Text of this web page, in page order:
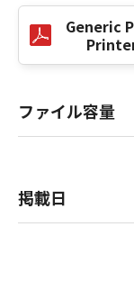
(4) お客様は
した場合、
びその複製
(5) 上記に
から第7条ま
定は、本契
NOTICE
“米国政府エ
Generic
ファイル容量
掲載日